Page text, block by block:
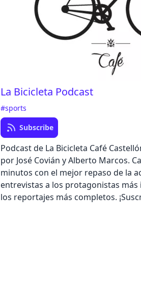
La Bicicleta Podcast
#sports
Subscribe
Podcast de La Bicicleta Café
por José Covián y Alberto Marcos.
minutos con el mejor repaso de la
entrevistas a los protagonistas
los reportajes más completos.